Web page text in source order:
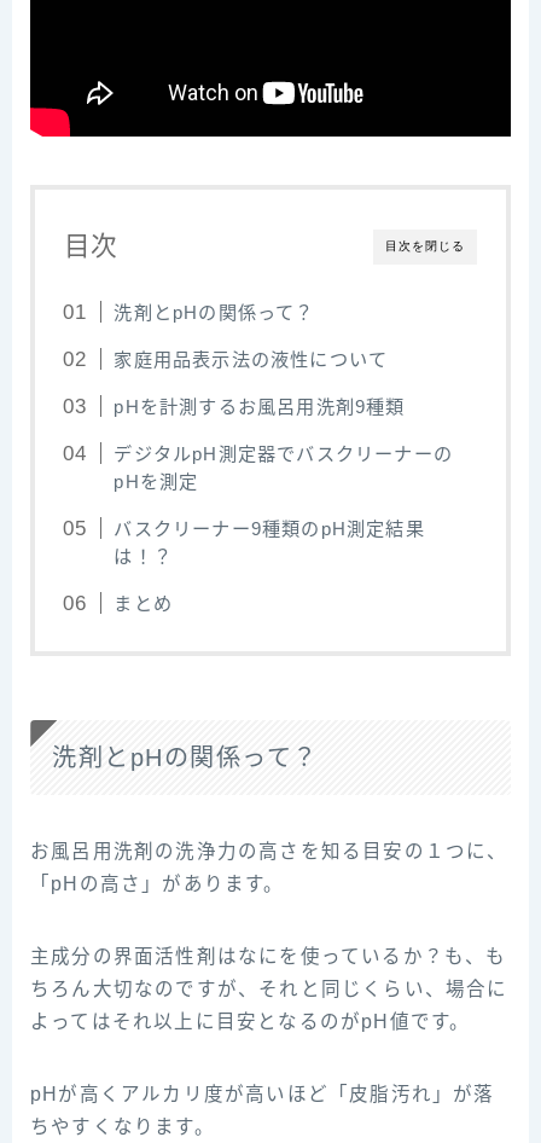
目次を閉じる
目次
洗剤とpHの関係って？
家庭用品表示法の液性について
pHを計測するお風呂用洗剤9種類
デジタルpH測定器でバスクリーナーの
pHを測定
バスクリーナー9種類のpH測定結果
は！？
まとめ
洗剤とpHの関係って？
お風呂用洗剤の洗浄力の高さを知る目安の１つに、
「pHの高さ」があります。
主成分の界面活性剤はなにを使っているか？も、も
ちろん大切なのですが、それと同じくらい、場合に
よってはそれ以上に目安となるのがpH値です。
pHが高くアルカリ度が高いほど「皮脂汚れ」が落
ちやすくなります。